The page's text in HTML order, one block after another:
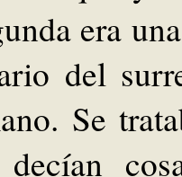
era
del
Se